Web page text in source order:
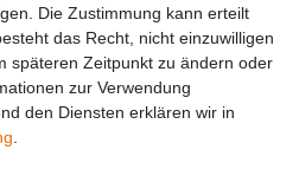
Die Zustimmung kann erteilt
das Recht, nicht einzuwilligen
späteren Zeitpunkt zu ändern oder
zur Verwendung
den Diensten erklären wir in